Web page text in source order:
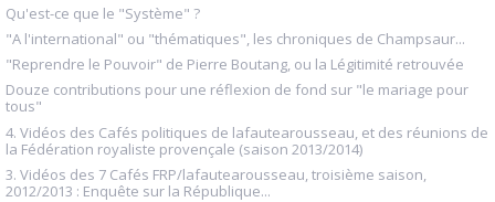
Qu'est-ce que le "Système" ?
"A l'international" ou "thématiques", les chroniques de Champsaur...
"Reprendre le Pouvoir" de Pierre Boutang, ou la Légitimité retrouvée
Douze contributions pour une réflexion de fond sur "le mariage pour
tous"
4. Vidéos des Cafés politiques de lafautearousseau, et des réunions de
la Fédération royaliste provençale (saison 2013/2014)
3. Vidéos des 7 Cafés FRP/lafautearousseau, troisième saison,
2012/2013 : Enquête sur la République...